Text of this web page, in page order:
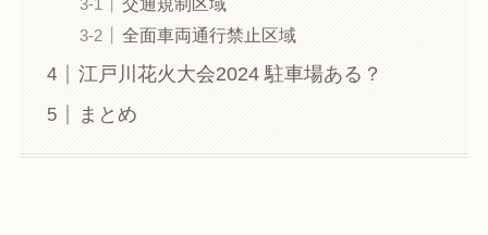
全面車両通行禁止区域
江戸川花火大会2024 駐車場ある？
まとめ